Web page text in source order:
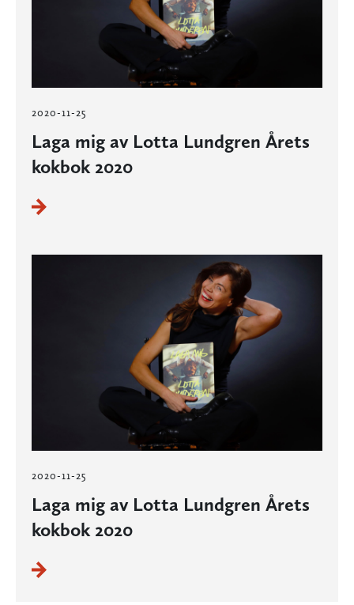
2020-11-25
Laga mig av Lotta Lundgren Årets
kokbok 2020
2020-11-25
Laga mig av Lotta Lundgren Årets
kokbok 2020